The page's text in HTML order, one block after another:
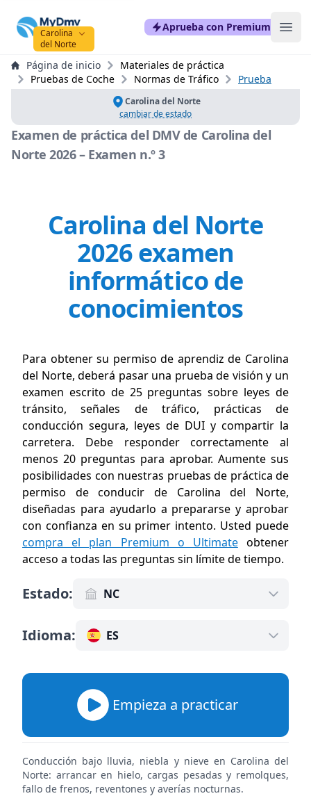
mydmvexam.com
Carolina
del Norte
Aprueba con Premium
Página de inicio
Materiales de práctica
Pruebas de Coche
Normas de Tráfico Prueba
Carolina del Norte
cambiar de estado
Examen de práctica del DMV de Carolina del
Norte 2026 – Examen n.º 3
Carolina del Norte
2026 examen
informático de
conocimientos
Para obtener su permiso de aprendiz de Carolina
del Norte, deberá pasar una prueba de visión y un
examen escrito de 25 preguntas sobre leyes de
tránsito, señales de tráfico, prácticas de
conducción segura, leyes de DUI y compartir la
carretera. Debe responder correctamente al
menos 20 preguntas para aprobar. Aumente sus
posibilidades con nuestras pruebas de práctica de
permiso de conducir de Carolina del Norte,
diseñadas para ayudarlo a prepararse y aprobar
con confianza en su primer intento. Usted puede
compra el plan Premium o Ultimate obtener
acceso a todas las preguntas sin límite de tiempo.
Estado: NC
Idioma: ES
Empieza a practicar
Conducción bajo lluvia, niebla y nieve en Carolina del
Norte: arrancar en hielo, cargas pesadas y remolques,
fallo de frenos, reventones y averías nocturnas.